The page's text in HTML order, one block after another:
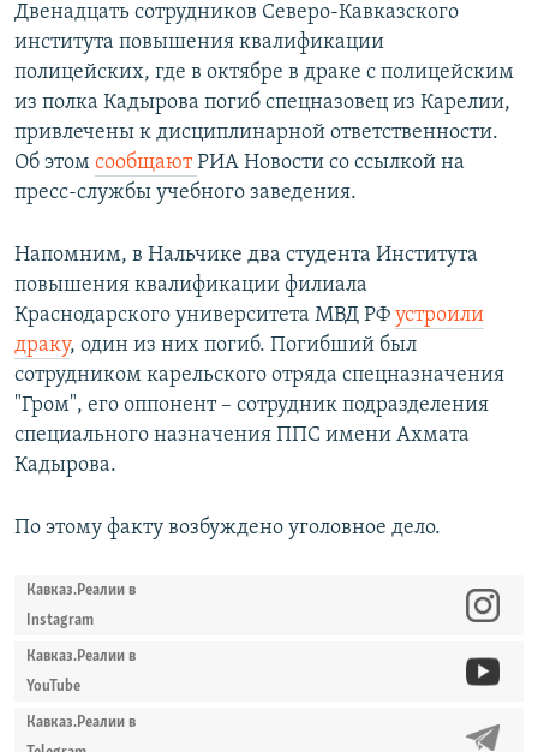
Двенадцать сотрудников Северо-Кавказского
института повышения квалификации
полицейских, где в октябре в драке с полицейским
из полка Кадырова погиб спецназовец из Карелии,
привлечены к дисциплинарной ответственности.
Об этом сообщаютРИА Новости со ссылкой на
пресс-службы учебного заведения.
Напомним, в Нальчике два студента Института
повышения квалификации филиала
Краснодарского университета МВД РФ устроили
драку, один из них погиб. Погибший был
сотрудником карельского отряда спецназначения
"Гром", его оппонент – сотрудник подразделения
специального назначения ППС имени Ахмата
Кадырова.
По этому факту возбуждено уголовное дело.
Кавказ.Реалии в
Instagram
Кавказ.Реалии в
YouTube
Кавказ.Реалии в